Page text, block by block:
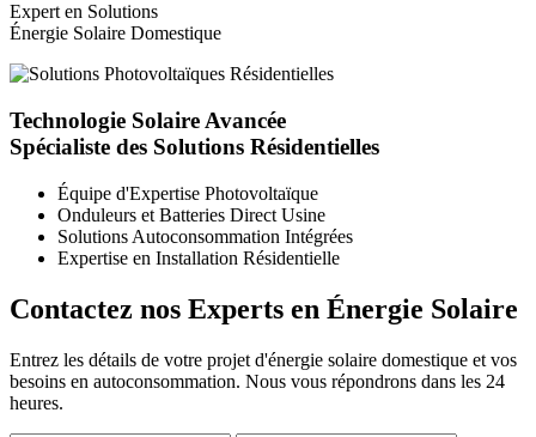
Expert en Solutions
Énergie Solaire Domestique
Technologie Solaire Avancée
Spécialiste des Solutions Résidentielles
Équipe d'Expertise Photovoltaïque
Onduleurs et Batteries Direct Usine
Solutions Autoconsommation Intégrées
Expertise en Installation Résidentielle
Contactez nos Experts en Énergie Solaire
Entrez les détails de votre projet d'énergie solaire domestique et vos
besoins en autoconsommation. Nous vous répondrons dans les 24
heures.